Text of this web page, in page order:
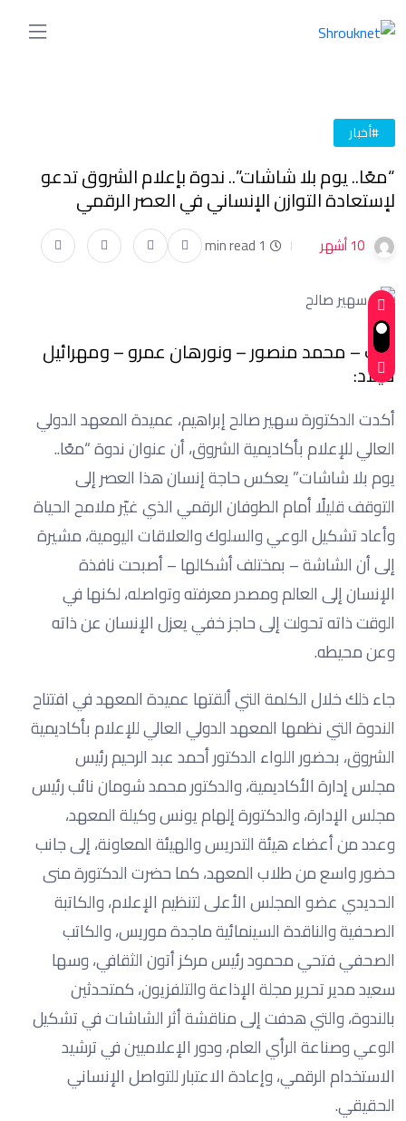
#أخبار
“معًا.. يوم بلا شاشات”.. ندوة بإعلام الشروق تدعو
لإستعادة التوازن الإنساني في العصر الرقمي
10 أشهر 1 min read
كتب – محمد منصور – ونورهان عمرو – ومهرائيل
ميلاد:
أكدت الدكتورة سهير صالح إبراهيم، عميدة المعهد الدولي
العالي للإعلام بأكاديمية الشروق، أن عنوان ندوة “معًا..
يوم بلا شاشات” يعكس حاجة إنسان هذا العصر إلى
التوقف قليلًا أمام الطوفان الرقمي الذي غيّر ملامح الحياة
وأعاد تشكيل الوعي والسلوك والعلاقات اليومية، مشيرة
إلى أن الشاشة – بمختلف أشكالها – أصبحت نافذة
الإنسان إلى العالم ومصدر معرفته وتواصله، لكنها في
الوقت ذاته تحولت إلى حاجز خفي يعزل الإنسان عن ذاته
وعن محيطه.
جاء ذلك خلال الكلمة التي ألقتها عميدة المعهد في افتتاح
الندوة التي نظمها المعهد الدولي العالي للإعلام بأكاديمية
الشروق، بحضور اللواء الدكتور أحمد عبد الرحيم رئيس
مجلس إدارة الأكاديمية، والدكتور محمد شومان نائب رئيس
مجلس الإدارة، والدكتورة إلهام يونس وكيلة المعهد،
وعدد من أعضاء هيئة التدريس والهيئة المعاونة، إلى جانب
حضور واسع من طلاب المعهد، كما حضرت الدكتورة منى
الحديدي عضو المجلس الأعلى لتنظيم الإعلام، والكاتبة
الصحفية والناقدة السينمائية ماجدة موريس، والكاتب
الصحفي فتحي محمود رئيس مركز أتون الثقافي، وسها
سعيد مدير تحرير مجلة الإذاعة والتلفزيون، كمتحدثين
بالندوة، والتي هدفت إلى مناقشة أثر الشاشات في تشكيل
الوعي وصناعة الرأي العام، ودور الإعلاميين في ترشيد
الاستخدام الرقمي، وإعادة الاعتبار للتواصل الإنساني
الحقيقي.